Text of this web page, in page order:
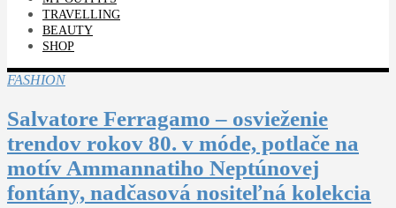
TRAVELLING
BEAUTY
SHOP
FASHION
Salvatore Ferragamo – osvieženie
trendov rokov 80. v móde, potlače na
motív Ammannatiho Neptúnovej
fontány, nadčasová nositeľná kolekcia